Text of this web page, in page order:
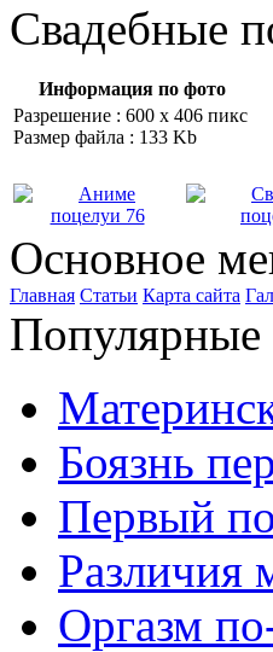
Свадебные
Информация по фото
Разрешение : 600 x 406 пикс
Размер файла : 133 Kb
Основное
Главная Статьи Карта сайта
Популярные
Боязнь
Первый
Оргазм